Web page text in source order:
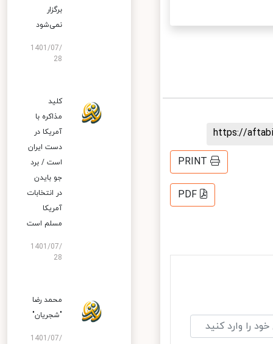
https://
PRINT
PDF
برگزار
نمی‌شود
1401/07/
28
کلید
مذاکره با
آمریکا در
دست ایران
است / برد
جو بایدن
در انتخابات
آمریکا
مسلم است
1401/07/
28
محمد رضا
"شجریان"
1401/07/